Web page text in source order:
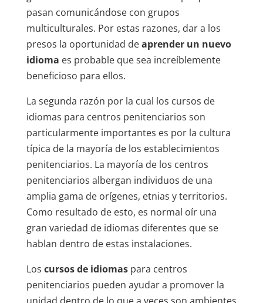
pasan comunicándose con grupos
multiculturales. Por estas razones, dar a los
presos la oportunidad deaprender un nuevo
idioma es probable que sea increíblemente
beneficioso para ellos.
La segunda razón por la cual los cursos de
idiomas para centros penitenciarios son
particularmente importantes es por la cultura
típica de la mayoría de los establecimientos
penitenciarios. La mayoría de los centros
penitenciarios albergan individuos de una
amplia gama de orígenes, etnias y territorios.
Como resultado de esto, es normal oír una
gran variedad de idiomas diferentes que se
hablan dentro de estas instalaciones.
Los cursos de idiomaspara centros
penitenciarios pueden ayudar a promover la